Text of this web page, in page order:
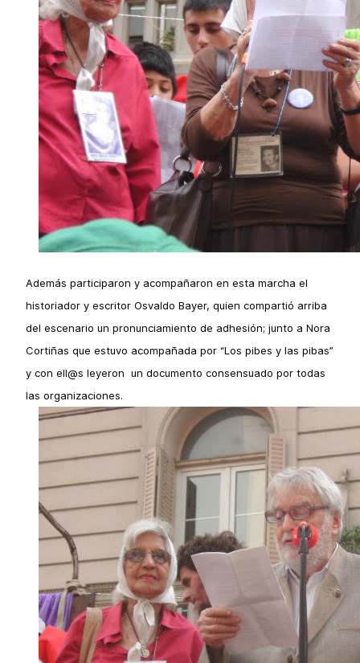
Además participaron y acompañaron en esta marcha el
historiador y escritor Osvaldo Bayer, quien compartió arriba
del escenario un pronunciamiento de adhesión; junto a Nora
Cortiñas que estuvo acompañada por “Los pibes y las pibas”
y con ell@s leyeron un documento consensuado por todas
las organizaciones.